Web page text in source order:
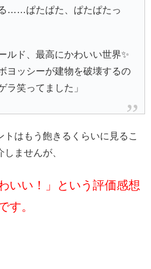
……ぱたぱた、ぱたぱたっ
ルド、最高にかわいい世界✨
ヨッシーが建物を破壊するの
ラ笑ってました」
トはもう飽きるくらいに見るこ
ませんが、
いい！」という評価感想
す。